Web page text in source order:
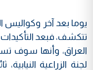
يوما بعد آخر وكواليس
تتكشف، فبعد
العراق، وأنها
لجنة الزراعية